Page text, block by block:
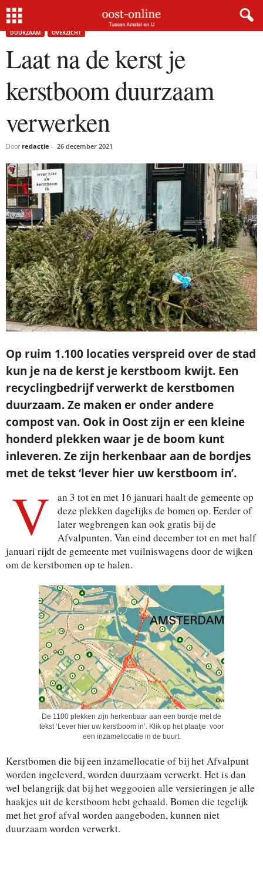
Home Laat na de kerst je kerstboom duurzaam verwerken
DUURZAAM OVERZICHT
Laat na de kerst je
kerstboom duurzaam
verwerken
Door redactie - 26 december 2021
Op ruim 1.100 locaties verspreid over de stad
kun je na de kerst je kerstboom kwijt. Een
recyclingbedrijf verwerkt de kerstbomen
duurzaam. Ze maken er onder andere
compost van. Ook in Oost zijn er een kleine
honderd plekken waar je de boom kunt
inleveren. Ze zijn herkenbaar aan de bordjes
met de tekst ‘lever hier uw kerstboom in’.
V
an 3 tot en met 16 januari haalt de gemeente op
deze plekken dagelijks de bomen op. Eerder of
later wegbrengen kan ook gratis bij de
Afvalpunten. Van eind december tot en met half
januari rijdt de gemeente met vuilniswagens door de wijken
om de kerstbomen op te halen.
De 1100 plekken zijn herkenbaar aan een bordje met de
tekst ‘Lever hier uw kerstboom in’. Klik op het plaatje voor
een inzamellocatie in de buurt.
Kerstbomen die bij een inzamellocatie of bij het Afvalpunt
worden ingeleverd, worden duurzaam verwerkt. Het is dan
wel belangrijk dat bij het weggooien alle versieringen je alle
haakjes uit de kerstboom hebt gehaald. Bomen die tegelijk
met het grof afval worden aangeboden, kunnen niet
duurzaam worden verwerkt.